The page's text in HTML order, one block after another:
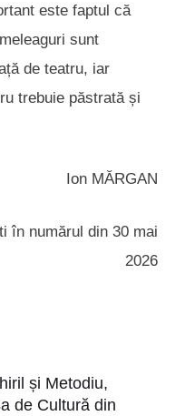
este faptul că
sunt
de teatru, iar
trebuie păstrată și
Ion MĂRGAN
în numărul din 30 mai
2026
și Metodiu,
de Cultură din